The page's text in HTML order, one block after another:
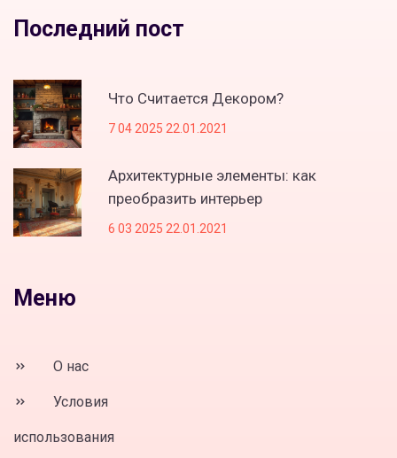
Последний пост
Что Считается Декором?
7 04 2025 22.01.2021
Архитектурные элементы: как
преобразить интерьер
6 03 2025 22.01.2021
Меню
О нас
Условия
использования